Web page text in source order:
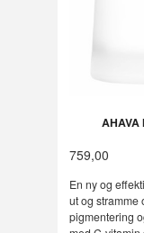
AHAVA
759,00
En ny og
ut og stramme
pigmentering